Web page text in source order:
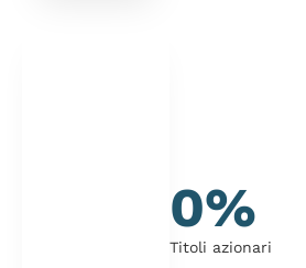
0%
Titoli azionari